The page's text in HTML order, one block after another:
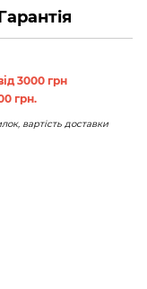
3000 грн
грн.
вартість доставки